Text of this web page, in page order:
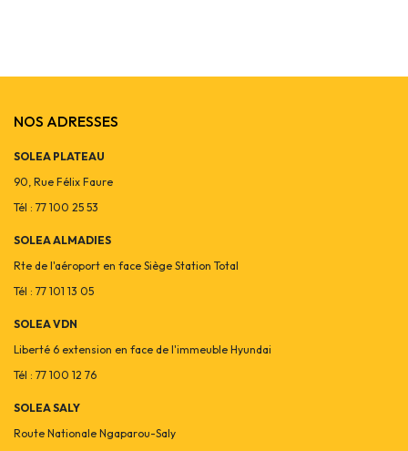
NOS ADRESSES
SOLEA PLATEAU
90, Rue Félix Faure
Tél : 77 100 25 53
SOLEA ALMADIES
Rte de l'aéroport en face Siège Station Total
Tél : 77 101 13 05
SOLEA VDN
Liberté 6 extension en face de l'immeuble Hyundai
Tél : 77 100 12 76
SOLEA SALY
Route Nationale Ngaparou-Saly